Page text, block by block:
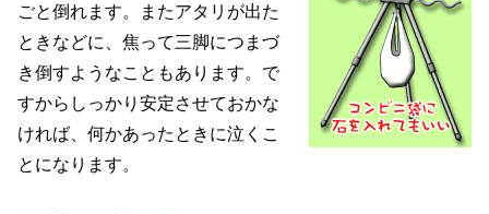
ごと倒れます。またアタリが出た
ときなどに、焦って三脚につまづ
き倒すようなこともあります。で
すからしっかり安定させておかな
ければ、何かあったときに泣くこ
とになります。